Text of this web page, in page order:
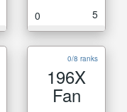
0 5
0/8 ranks
196X
Fan